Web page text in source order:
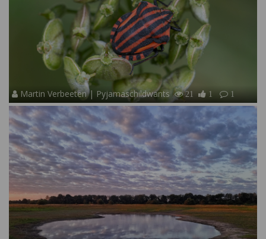
Martin Verbeeten | Pyjamaschildwants 21 1 1